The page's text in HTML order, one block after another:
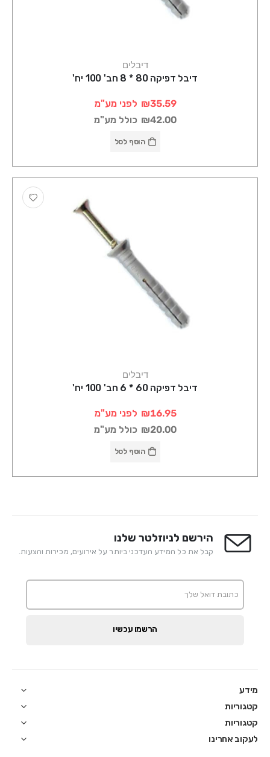
דיבלים
דיבל דפיקה 80 * 8 חב' 100 יח'
₪35.59 לפני מע"מ
₪42.00 כולל מע"מ
הוסף לסל
דיבלים
דיבל דפיקה 60 * 6 חב' 100 יח'
₪16.95 לפני מע"מ
₪20.00 כולל מע"מ
הוסף לסל
הירשם לניוזלטר שלנו
קבל את כל המידע העדכני ביותר על אירועים, מכירות והצעות.
הרשמו עכשיו
מידע
קטגוריות
קטגוריות
לעקוב אחרינו